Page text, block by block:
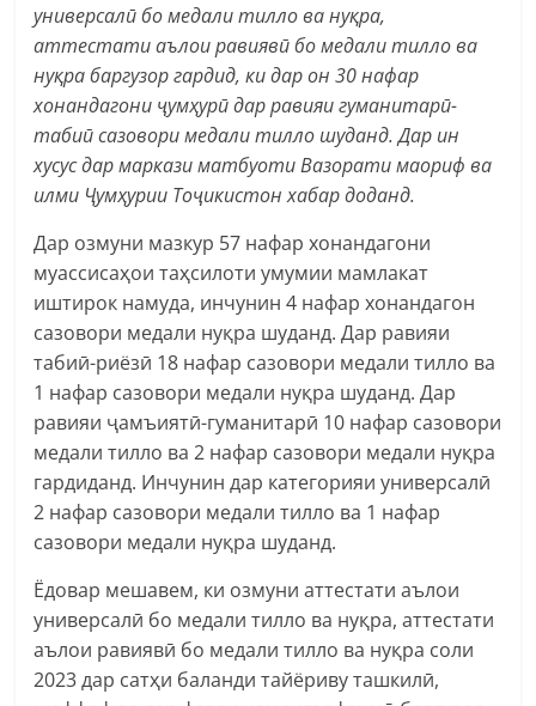
универсалӣ бо медали тилло ва нуқра,
аттестати аълои равиявӣ бо медали тилло ва
нуқра баргузор гардид, ки дар он 30 нафар
хонандагони ҷумҳурӣ дар равияи гуманитарӣ-
табиӣ сазовори медали тилло шуданд. Дар ин
хусус дар маркази матбуоти Вазорати маориф ва
илми Ҷумҳурии Тоҷикистон хабар доданд.
Дар озмуни мазкур 57 нафар хонандагони
муассисаҳои таҳсилоти умумии мамлакат
иштирок намуда, инчунин 4 нафар хонандагон
сазовори медали нуқра шуданд. Дар равияи
табиӣ-риёзӣ 18 нафар сазовори медали тилло ва
1 нафар сазовори медали нуқра шуданд. Дар
равияи ҷамъиятӣ-гуманитарӣ 10 нафар сазовори
медали тилло ва 2 нафар сазовори медали нуқра
гардиданд. Инчунин дар категорияи универсалӣ
2 нафар сазовори медали тилло ва 1 нафар
сазовори медали нуқра шуданд.
Ёдовар мешавем, ки озмуни аттестати аълои
универсалӣ бо медали тилло ва нуқра, аттестати
аълои равиявӣ бо медали тилло ва нуқра соли
2023 дар сатҳи баланди тайёриву ташкилӣ,